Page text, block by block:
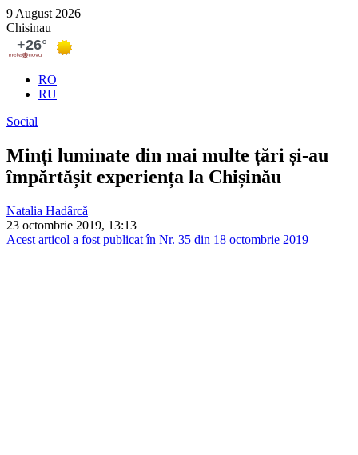
9 August 2026
Chisinau
RO
RU
Social
Minți luminate din mai multe țări și-au
împărtășit experiența la Chișinău
Natalia Hadârcă
23 octombrie 2019, 13:13
Acest articol a fost publicat în Nr. 35 din 18 octombrie 2019